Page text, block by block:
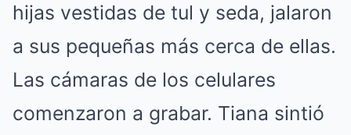
hijas vestidas de tul y seda, jalaron
a sus pequeñas más cerca de ellas.
Las cámaras de los celulares
comenzaron a grabar. Tiana sintió